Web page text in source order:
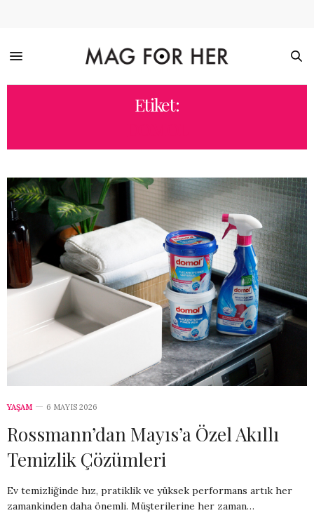
Etiket:
YAŞAM 6 MAYIS 2026
Rossmann’dan Mayıs’a Özel Akıllı
Temizlik Çözümleri
Ev temizliğinde hız, pratiklik ve yüksek performans artık her
zamankinden daha önemli. Müşterilerine her zaman…